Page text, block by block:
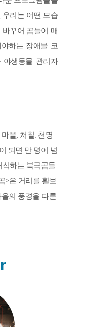
우리는 어떤 모습
바꾸어 곰들이 매
하는 장애물 코
야생동물 관리자
을, 처칠. 천명
되면 만 명이 넘
식하는 북극곰들
>은 거리를 활보
의 풍경을 다룬
촬영 트레킹 쇼
나의 풍경 속에
든다. 또한 북극
마을의 다양한